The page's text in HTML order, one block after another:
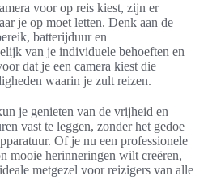
voor op reis kiest, zijn er
je op moet letten. Denk aan de
batterijduur en
van je individuele behoeften en
dat je een camera kiest die
waarin je zult reizen.
je genieten van de vrijheid en
vast te leggen, zonder het gedoe
Of je nu een professionele
mooie herinneringen wilt creëren,
metgezel voor reizigers van alle